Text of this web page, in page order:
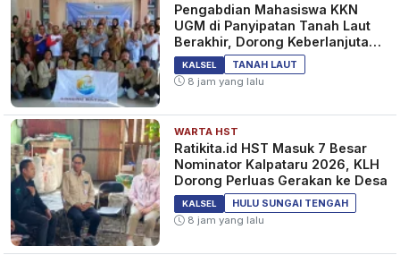
Pengabdian Mahasiswa KKN
UGM di Panyipatan Tanah Laut
Berakhir, Dorong Keberlanjutan
Program Masyarakat
KALSEL
TANAH LAUT
8 jam yang lalu
WARTA HST
Ratikita.id HST Masuk 7 Besar
Nominator Kalpataru 2026, KLH
Dorong Perluas Gerakan ke Desa
KALSEL
HULU SUNGAI TENGAH
8 jam yang lalu